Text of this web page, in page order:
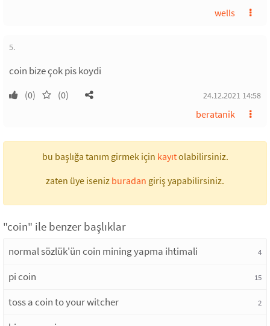
wells
5.
coin bize çok pis koydi
(0) (0) 24.12.2021 14:58
beratanik
bu başlığa tanım girmek için kayıtolabilirsiniz.
zaten üye iseniz buradan giriş yapabilirsiniz.
"coin" ile benzer başlıklar
normal sözlük'ün coin mining yapma ihtimali 4
pi coin 15
toss a coin to your witcher 2